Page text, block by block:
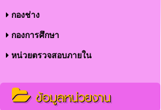
กองช่าง
กองการศึกษา
หน่วยตรวจสอบภายใน
ข้อมูลหน่วยงาน